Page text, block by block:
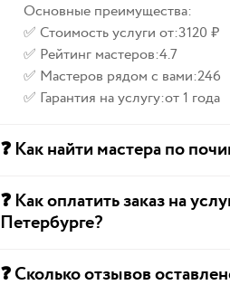
Основные преимущества:
✅ Стоимость услуги от:3120 ₽
✅ Рейтинг мастеров:4.7
✅ Мастеров рядом с вами:246
✅ Гарантия на услугу:от 1 года
❓ Как найти мастера по
❓ Как оплатить заказ на
Петербурге?
❓ Сколько отзывов